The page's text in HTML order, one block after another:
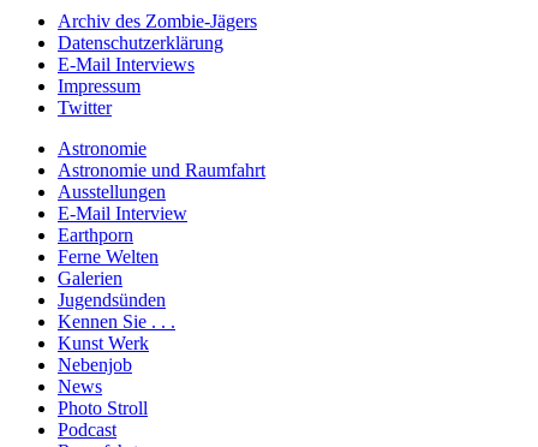
Archiv des Zombie-Jägers
Datenschutzerklärung
E-Mail Interviews
Impressum
Twitter
Astronomie
Astronomie und Raumfahrt
Ausstellungen
E-Mail Interview
Earthporn
Ferne Welten
Galerien
Jugendsünden
Kennen Sie . . .
Kunst Werk
Nebenjob
News
Photo Stroll
Podcast